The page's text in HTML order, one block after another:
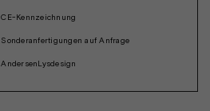
CE-Kennzeichnung
Sonderanfertigungen auf Anfrage
AndersenLysdesign